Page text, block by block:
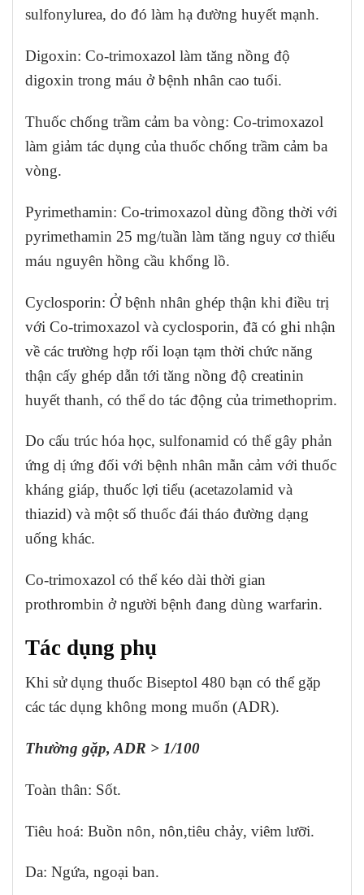
sulfonylurea, do đó làm hạ đường huyết mạnh.
Digoxin: Co-trimoxazol làm tăng nồng độ
digoxin trong máu ở bệnh nhân cao tuổi.
Thuốc chống trầm cảm ba vòng: Co-trimoxazol
làm giảm tác dụng của thuốc chống trầm cảm ba
vòng.
Pyrimethamin: Co-trimoxazol dùng đồng thời với
pyrimethamin 25 mg/tuần làm tăng nguy cơ thiếu
máu nguyên hồng cầu khổng lồ.
Cyclosporin: Ở bệnh nhân ghép thận khi điều trị
với Co-trimoxazol và cyclosporin, đã có ghi nhận
về các trường hợp rối loạn tạm thời chức năng
thận cấy ghép dẫn tới tăng nồng độ creatinin
huyết thanh, có thể do tác động của trimethoprim.
Do cấu trúc hóa học, sulfonamid có thể gây phản
ứng dị ứng đối với bệnh nhân mẫn cảm với thuốc
kháng giáp, thuốc lợi tiểu (acetazolamid và
thiazid) và một số thuốc đái tháo đường dạng
uống khác.
Co-trimoxazol có thể kéo dài thời gian
prothrombin ở người bệnh đang dùng warfarin.
Tác dụng phụ
Khi sử dụng thuốc Biseptol 480 bạn có thể gặp
các tác dụng không mong muốn (ADR).
Thường gặp, ADR > 1/100
Toàn thân: Sốt.
Tiêu hoá: Buồn nôn, nôn,tiêu chảy, viêm lưỡi.
Da: Ngứa, ngoại ban.